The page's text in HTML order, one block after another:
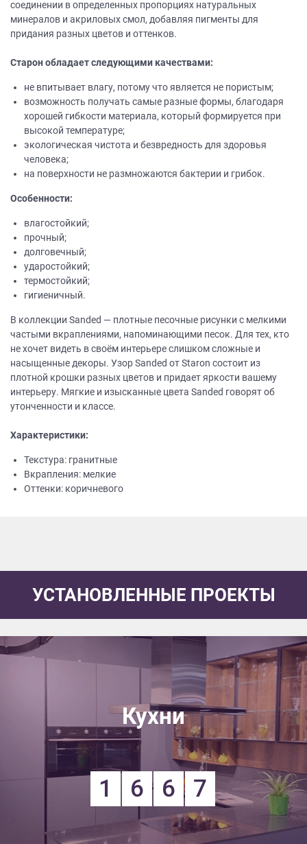
соединении в определенных пропорциях натуральных
минералов и акриловых смол, добавляя пигменты для
придания разных цветов и оттенков.
Старон обладает следующими качествами:
не впитывает влагу, потому что является не пористым;
возможность получать самые разные формы, благодаря
хорошей гибкости материала, который формируется при
высокой температуре;
экологическая чистота и безвредность для здоровья
человека;
на поверхности не размножаются бактерии и грибок.
Особенности:
влагостойкий;
прочный;
долговечный;
ударостойкий;
термостойкий;
гигиеничный.
В коллекции Sanded — плотные песочные рисунки с мелкими
частыми вкраплениями, напоминающими песок. Для тех, кто
не хочет видеть в своём интерьере слишком сложные и
насыщенные декоры. Узор Sanded от Staron состоит из
плотной крошки разных цветов и придает яркости вашему
интерьеру. Мягкие и изысканные цвета Sanded говорят об
утонченности и классе.
Характеристики:
Текстура: гранитные
Вкрапления: мелкие
Оттенки: коричневого
УСТАНОВЛЕННЫЕ ПРОЕКТЫ
Кухни
1 6 6 7